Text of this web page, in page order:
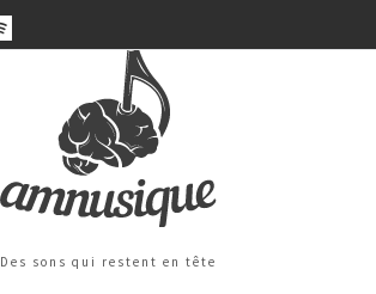
Des sons qui restent en tête